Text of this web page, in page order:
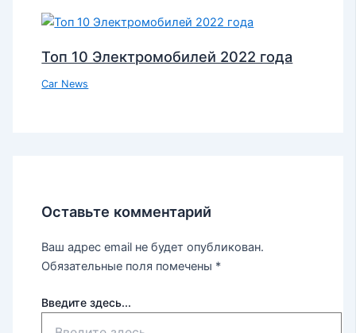
Топ 10 Электромобилей 2022 года
Car News
Оставьте комментарий
Ваш адрес email не будет опубликован.
Обязательные поля помечены *
Введите здесь...